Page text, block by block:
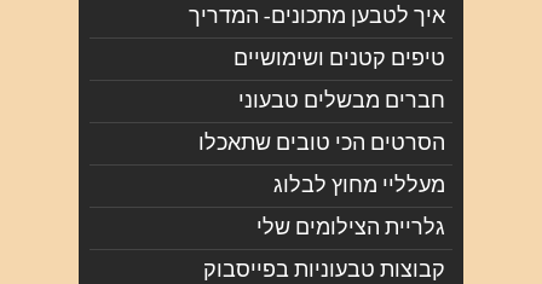
איך לטבען מתכונים- המדריך
טיפים קטנים ושימושיים
חברים מבשלים טבעוני
הסרטים הכי טובים שתאכלו
מעלליי מחוץ לבלוג
גלריית הצילומים שלי
קבוצות טבעוניות בפייסבוק